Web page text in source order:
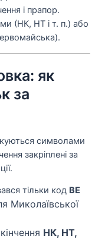
і прапор.
(НК, НТ і т. п.) або
як
за
символами
закріплені за
тільки код ВЕ
Миколаївської
НК, НТ,